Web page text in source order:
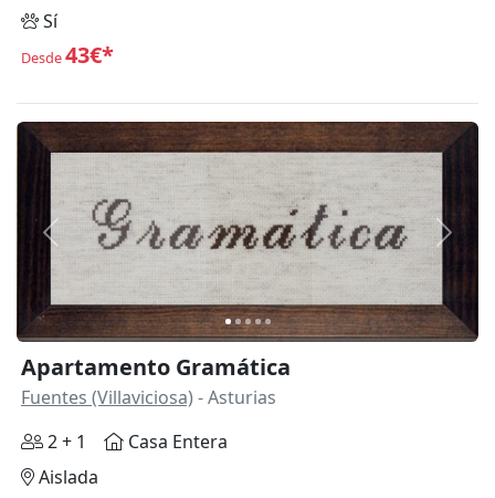
Sí
Desde43€*
Anterior
Apartamento Gramática
Fuentes (Villaviciosa) - Asturias
2 + 1
Casa Entera
Aislada